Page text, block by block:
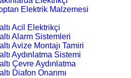
Elektrik Malzemesi
Acil Elektrikçi
Alarm Sistemleri
Avize Montajı Tamiri
Aydınlatma Sistemi
Çevre Aydınlatma
Diafon Onarımı